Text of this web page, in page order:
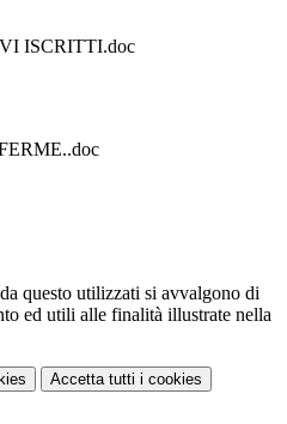
ISCRITTI.doc
questo utilizzati si avvalgono di
ed utili alle finalità illustrate nella
Accetta tutti i cookies